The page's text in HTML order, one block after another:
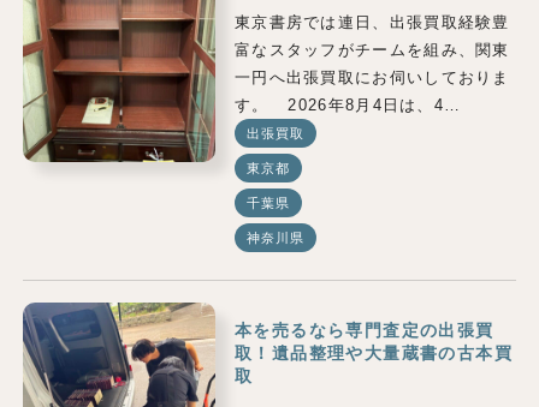
東京書房では連日、出張買取経験豊
富なスタッフがチームを組み、関東
一円へ出張買取にお伺いしておりま
す。 2026年8月4日は、4…
出張買取
東京都
千葉県
神奈川県
本を売るなら専門査定の出張買
取！遺品整理や大量蔵書の古本買
取